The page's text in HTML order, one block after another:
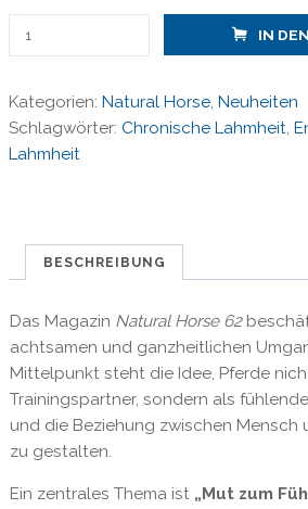
26/Chronische
Lahmheiten
Menge
IN
Kategorien: Natural Horse, Neuheiten
Schlagwörter: Chronische Lahmheit,
Lahmheit
BESCHREIBUNG
Das Magazin Natural Horse 62
achtsamen und ganzheitlichen
Mittelpunkt steht die Idee, Pferde
Trainingspartner, sondern als
und die Beziehung zwischen Mensch
zu gestalten.
Ein zentrales Thema ist „Mut zum